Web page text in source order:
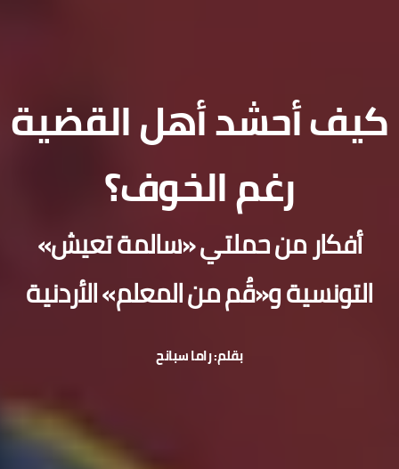
كيف أحشد أهل القضية
رغم الخوف؟
أفكار من حملتي «سالمة تعيش»
التونسية و«قُم من المعلم» الأردنية
بقلم: راما سبانح